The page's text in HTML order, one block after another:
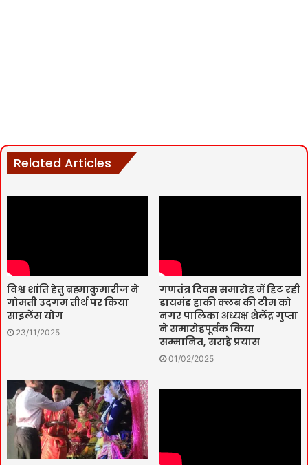
Related Articles
विश्व शांति हेतु ब्रह्माकुमारीज ने
गोमती उदगम तीर्थ पर किया
साइलेंस योग
23/11/2025
गणतंत्र दिवस समारोह में हिट रही
डायमंड हाकी क्लब की टीम को
नगर पालिका अध्यक्ष शैलेंद्र गुप्ता
ने समारोहपूर्वक किया
सम्मानित, सराहे प्रयास
01/02/2025